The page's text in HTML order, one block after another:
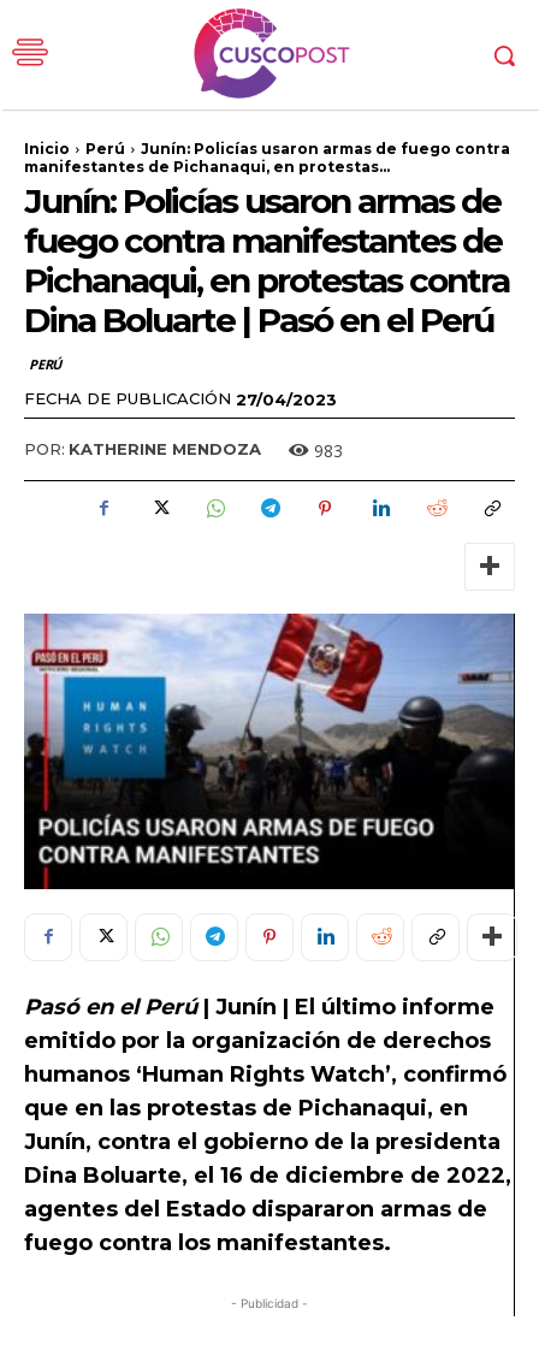
Inicio Perú
Junín: Policías usaron armas de fuego contra
manifestantes de Pichanaqui, en protestas...
Junín: Policías usaron armas de
fuego contra manifestantes de
Pichanaqui, en protestas contra
Dina Boluarte | Pasó en el Perú
PERÚ
FECHA DE PUBLICACIÓN 27/04/2023
POR: KATHERINE MENDOZA 983
Pasó en el Perú| Junín | El último informe
emitido por la organización de derechos
humanos ‘Human Rights Watch’, confirmó
que en las protestas de Pichanaqui, en
Junín, contra el gobierno de la presidenta
Dina Boluarte, el 16 de diciembre de 2022,
agentes del Estado dispararon armas de
fuego contra los manifestantes.
- Publicidad -